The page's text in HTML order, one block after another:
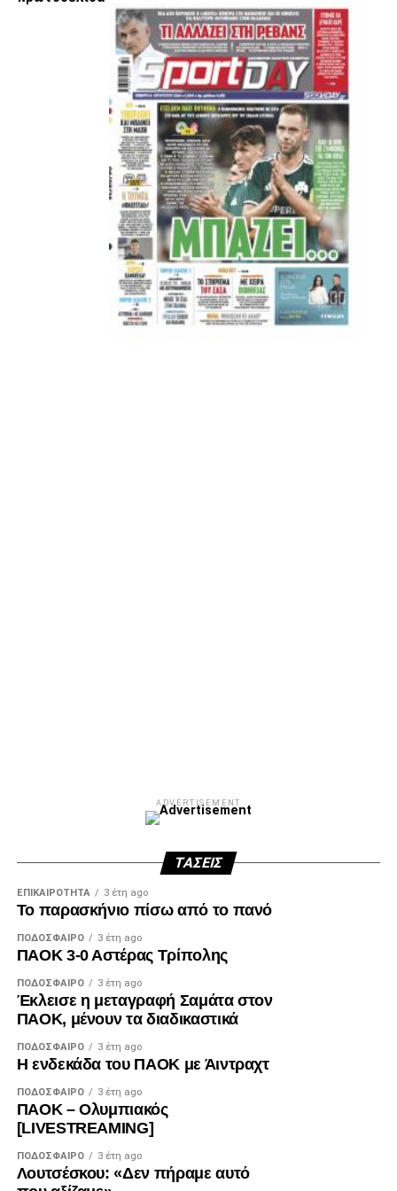
ADVERTISEMENT
ΤΆΣΕΙΣ
ΕΠΙΚΑΙΡΌΤΗΤΑ 3 έτη ago
Το παρασκήνιο πίσω από το πανό
ΠΟΔΌΣΦΑΙΡΟ 3 έτη ago
ΠΑΟΚ 3-0 Αστέρας Τρίπολης
ΠΟΔΌΣΦΑΙΡΟ 3 έτη ago
Έκλεισε η μεταγραφή Σαμάτα στον
ΠΑΟΚ, μένουν τα διαδικαστικά
ΠΟΔΌΣΦΑΙΡΟ 3 έτη ago
Η ενδεκάδα του ΠΑΟΚ με Άιντραχτ
ΠΟΔΌΣΦΑΙΡΟ 3 έτη ago
ΠΑΟΚ – Ολυμπιακός
[LIVESTREAMING]
ΠΟΔΌΣΦΑΙΡΟ 3 έτη ago
Λουτσέσκου: «Δεν πήραμε αυτό